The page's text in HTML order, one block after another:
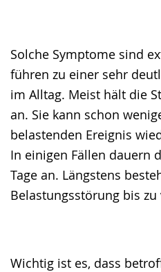
Solche Symptome sind
führen zu einer sehr
im Alltag. Meist hält die
an. Sie kann schon
belastenden Ereignis
In einigen Fällen dauern
Tage an. Längstens
Belastungsstörung bis zu
Wichtig ist es, dass